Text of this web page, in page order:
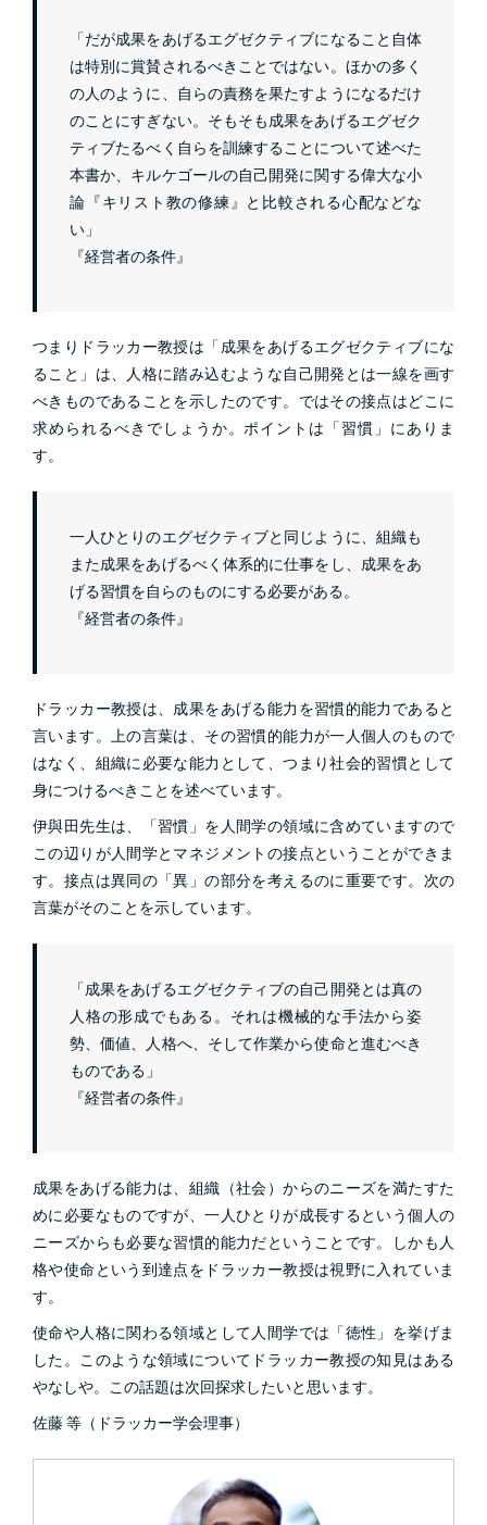
「だが成果をあげるエグゼクティブになること自体
は特別に賞賛されるべきことではない。ほかの多く
の人のように、自らの責務を果たすようになるだけ
のことにすぎない。そもそも成果をあげるエグゼク
ティブたるべく自らを訓練することについて述べた
本書か、キルケゴールの自己開発に関する偉大な小
論『キリスト教の修練』と比較される心配などな
い」
『経営者の条件』
つまりドラッカー教授は「成果をあげるエグゼクティブにな
ること」は、人格に踏み込むような自己開発とは一線を画す
べきものであることを示したのです。ではその接点はどこに
求められるべきでしょうか。ポイントは「習慣」にありま
す。
一人ひとりのエグゼクティブと同じように、組織も
また成果をあげるべく体系的に仕事をし、成果をあ
げる習慣を自らのものにする必要がある。
『経営者の条件』
ドラッカー教授は、成果をあげる能力を習慣的能力であると
言います。上の言葉は、その習慣的能力が一人個人のもので
はなく、組織に必要な能力として、つまり社会的習慣として
身につけるべきことを述べています。
伊與田先生は、「習慣」を人間学の領域に含めていますので
この辺りが人間学とマネジメントの接点ということができま
す。接点は異同の「異」の部分を考えるのに重要です。次の
言葉がそのことを示しています。
「成果をあげるエグゼクティブの自己開発とは真の
人格の形成でもある。それは機械的な手法から姿
勢、価値、人格へ、そして作業から使命と進むべき
ものである」
『経営者の条件』
成果をあげる能力は、組織（社会）からのニーズを満たすた
めに必要なものですが、一人ひとりが成長するという個人の
ニーズからも必要な習慣的能力だということです。しかも人
格や使命という到達点をドラッカー教授は視野に入れていま
す。
使命や人格に関わる領域として人間学では「徳性」を挙げま
した。このような領域についてドラッカー教授の知見はある
やなしや。この話題は次回探求したいと思います。
佐藤 等（ドラッカー学会理事）